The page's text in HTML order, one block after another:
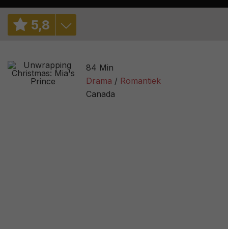
5,8
2,6/ 5
84 Min
Drama
Romantiek
Canada